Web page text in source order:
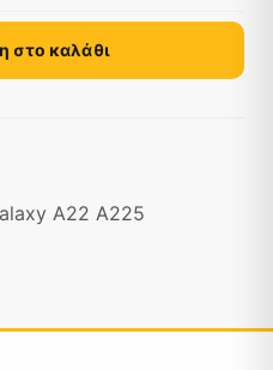
στο καλάθι
A22 A225